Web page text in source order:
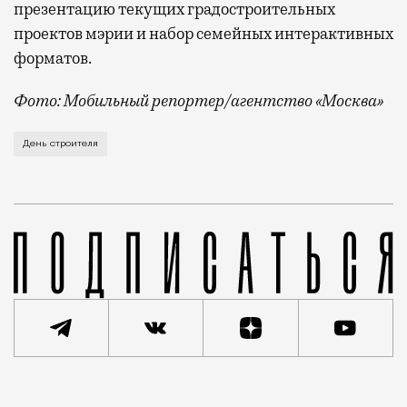
презентацию текущих градостроительных
проектов мэрии и набор семейных интерактивных
форматов.
Фото: Мобильный репортер/агентство «Москва»
Это каска в фирменных цветах департамента
День строителя